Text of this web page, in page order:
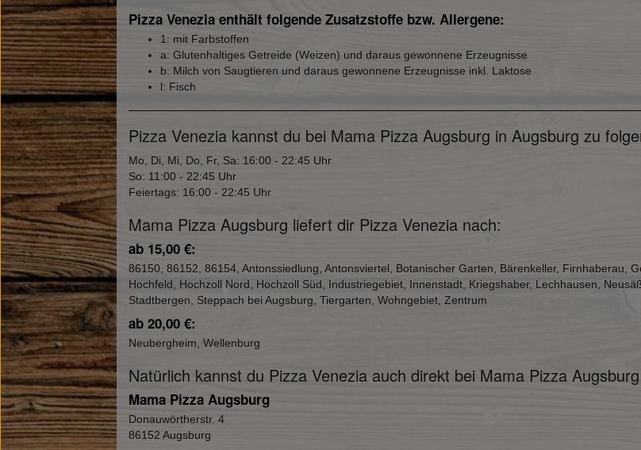
Pizza Venezia enthält folgende Zusatzstoffe bzw. Allergene:
1: mit Farbstoffen
a: Glutenhaltiges Getreide (Weizen) und daraus gewonnene Erzeugnisse
b: Milch von Saugtieren und daraus gewonnene Erzeugnisse inkl. Laktose
l: Fisch
Pizza Venezia kannst du bei Mama Pizza Augsburg in Augsburg zu
Mo, Di, Mi, Do, Fr, Sa: 16:00 - 22:45 Uhr
So: 11:00 - 22:45 Uhr
Feiertags: 16:00 - 22:45 Uhr
Mama Pizza Augsburg liefert dir Pizza Venezia nach:
ab 15,00 €:
86150, 86152, 86154, Antonssiedlung, Antonsviertel, Botanischer Garten, Bärenkeller, Firnhaberau,
Hochfeld, Hochzoll Nord, Hochzoll Süd, Industriegebiet, Innenstadt, Kriegshaber, Lechhausen,
Stadtbergen, Steppach bei Augsburg, Tiergarten, Wohngebiet, Zentrum
ab 20,00 €:
Neubergheim, Wellenburg
Natürlich kannst du Pizza Venezia auch direkt bei Mama Pizza
Mama Pizza Augsburg
Donauwörtherstr. 4
86152 Augsburg